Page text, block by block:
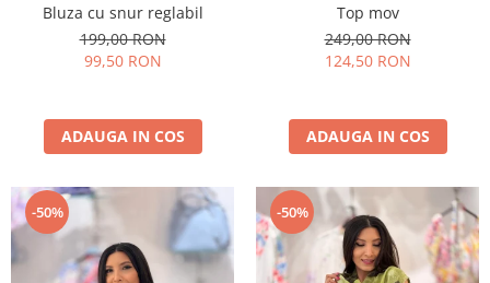
Bluza cu snur reglabil
199,00 RON
99,50 RON
ADAUGA IN COS
Top mov
249,00 RON
124,50 RON
ADAUGA IN COS
-50% -50%